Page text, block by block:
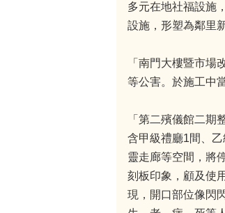
多元在地社福設施
設施，形塑為鄰里
「南門大樓暨市
等公害。於施工中
「第二殯儀館二
含甲級禮廳1間、
靈走廊等空間，將
刻板印象，顧及使
現，開口部位像閃